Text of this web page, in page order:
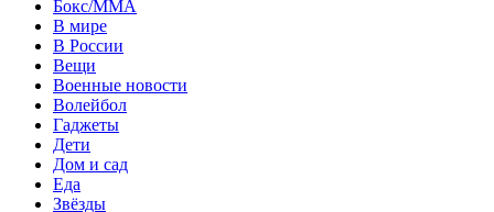
Бокс/MMA
В мире
В России
Вещи
Военные новости
Волейбол
Гаджеты
Дети
Дом и сад
Еда
Звёзды